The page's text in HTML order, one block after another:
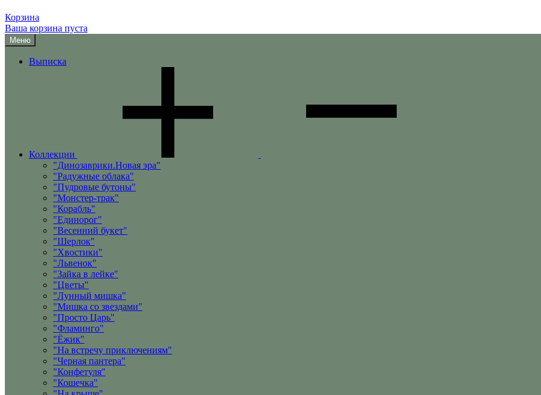
Корзина
Ваша корзина пуста
Меню
Выписка
Коллекции
"Динозаврики.Новая эра"
"Радужные облака"
"Пудровые бутоны"
"Монстер-трак"
"Корабль"
"Единорог"
"Весенний букет"
"Шерлок"
"Хвостики"
"Львенок"
"Зайка в лейке"
"Цветы"
"Лунный мишка"
"Мишка со звездами"
"Просто Царь"
"Фламинго"
"Ёжик"
"На встречу приключениям"
"Черная пантера"
"Конфетуля"
"Кошечка"